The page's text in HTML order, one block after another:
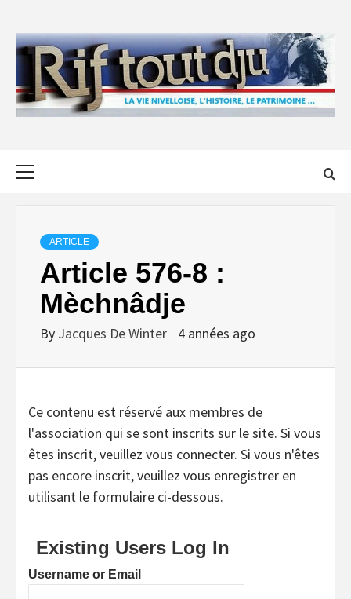
content
ARTICLE
Article 576-8 :
Mèchnâdje
By Jacques De Winter 4 années ago
Ce contenu est réservé aux membres de
l'association qui se sont inscrits sur le site. Si vous
êtes inscrit, veuillez vous connecter. Si vous n'êtes
pas encore inscrit, veuillez vous enregistrer en
utilisant le formulaire ci-dessous.
Existing Users Log In
Username or Email